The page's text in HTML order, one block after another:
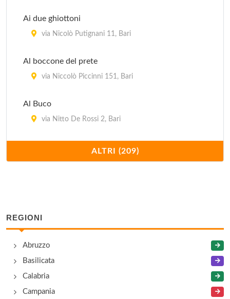
Ai due ghiottoni
via Nicolò Putignani 11, Bari
Al boccone del prete
via Niccolò Piccinni 151, Bari
Al Buco
via Nitto De Rossi 2, Bari
via Giulio Petroni 85, Bari
Al castello
piazza Giuseppe Massari 30, Bari
Al Focolare
via Principe Amedeo 173, Bari
ALTRI (209)
REGIONI
Abruzzo
Basilicata
Calabria
Campania